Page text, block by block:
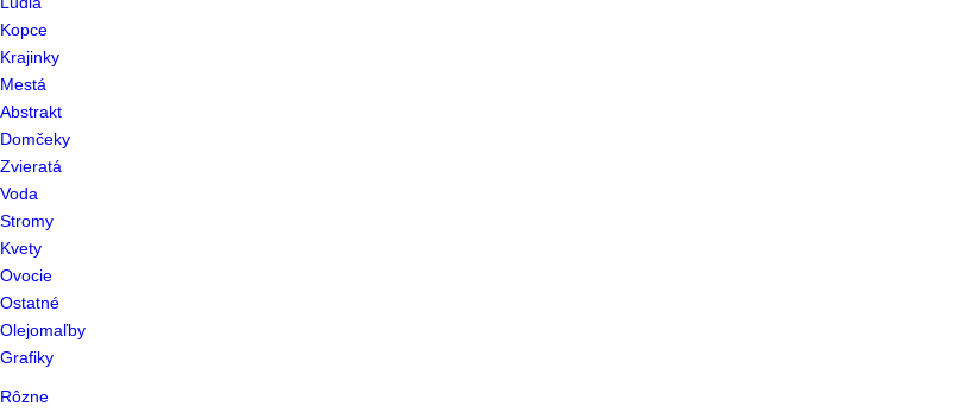
Kopce
Krajinky
Mestá
Abstrakt
Domčeky
Zvieratá
Voda
Stromy
Kvety
Ovocie
Ostatné
Olejomaľby
Grafiky
Rôzne